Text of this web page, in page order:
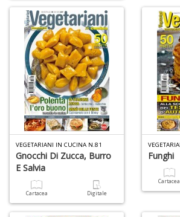
VEGETARIANI IN CUCINA N.81
Gnocchi Di Zucca, Burro
E Salvia
Cartacea Digitale
Funghi
Cartacea